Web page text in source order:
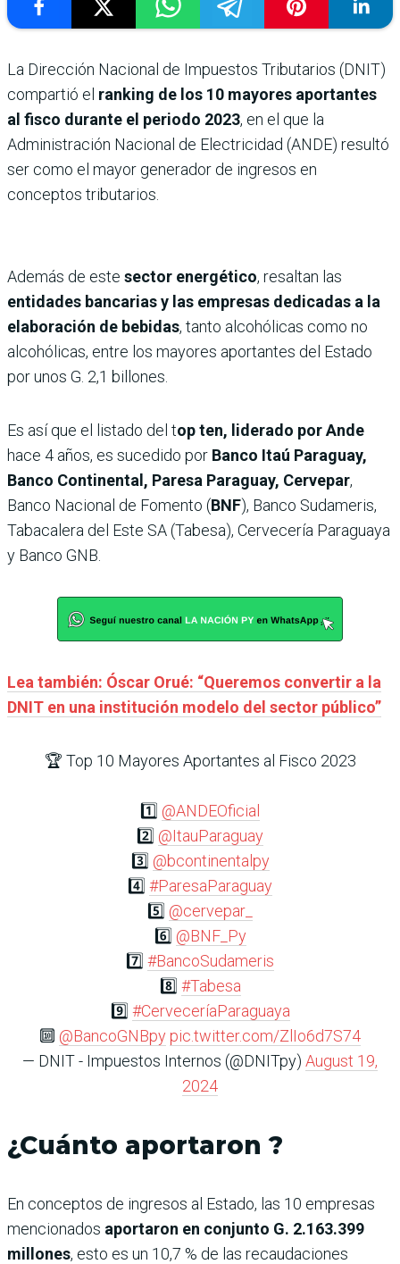
La Dirección Nacional de Impuestos Tributarios (DNIT)
compartió el ranking de los 10 mayores aportantes
al fisco durante el periodo 2023, en el que la
Administración Nacional de Electricidad (ANDE) resultó
ser como el mayor generador de ingresos en
conceptos tributarios.
Además de este sector energético, resaltan las
entidades bancarias y las empresas dedicadas a la
elaboración de bebidas, tanto alcohólicas como no
alcohólicas, entre los mayores aportantes del Estado
por unos G. 2,1 billones.
Es así que el listado del top ten, liderado por Ande
hace 4 años, es sucedido por Banco Itaú Paraguay,
Banco Continental, Paresa Paraguay, Cervepar,
Banco Nacional de Fomento (BNF), Banco Sudameris,
Tabacalera del Este SA (Tabesa), Cervecería Paraguaya
y Banco GNB.
Lea también: Óscar Orué: “Queremos convertir a la
DNIT en una institución modelo del sector público”
🏆 Top 10 Mayores Aportantes al Fisco 2023
1️⃣ @ANDEOficial
2️⃣ @ItauParaguay
3️⃣ @bcontinentalpy
4️⃣ #ParesaParaguay
5️⃣ @cervepar_
6️⃣ @BNF_Py
7️⃣ #BancoSudameris
8️⃣ #Tabesa
9️⃣ #CerveceríaParaguaya
🔟 @BancoGNBpy pic.twitter.com/ZlIo6d7S74
— DNIT - Impuestos Internos (@DNITpy) August 19,
2024
¿Cuánto aportaron ?
En conceptos de ingresos al Estado, las 10 empresas
mencionados aportaron en conjunto G. 2.163.399
millones, esto es un 10,7 % de las recaudaciones